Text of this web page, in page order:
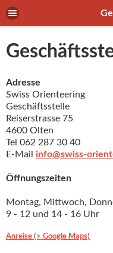
Adresse
Swiss Orienteering
Geschäftsstelle
Reiserstrasse 75
4600 Olten
Tel 062 287 30 40
E-Mail info@swiss-
Öffnungszeiten
Montag, Mittwoch,
9 - 12 und 14 - 16 Uhr
Anreise (> Google Maps)